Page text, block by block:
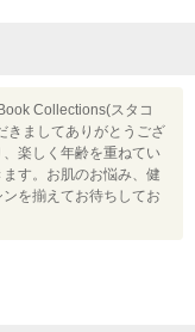
Collections(スタコ
きましてありがとうござ
楽しく年齢を重ねてい
す。お肌のお悩み、健
を揃えてお待ちしてお